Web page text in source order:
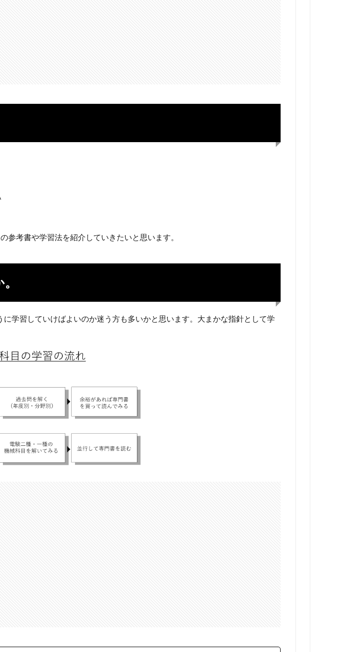
参考書や学習法を紹介していきたいと思います。
学習していけばよいのか迷う方も多いかと思います。大まかな指針として学